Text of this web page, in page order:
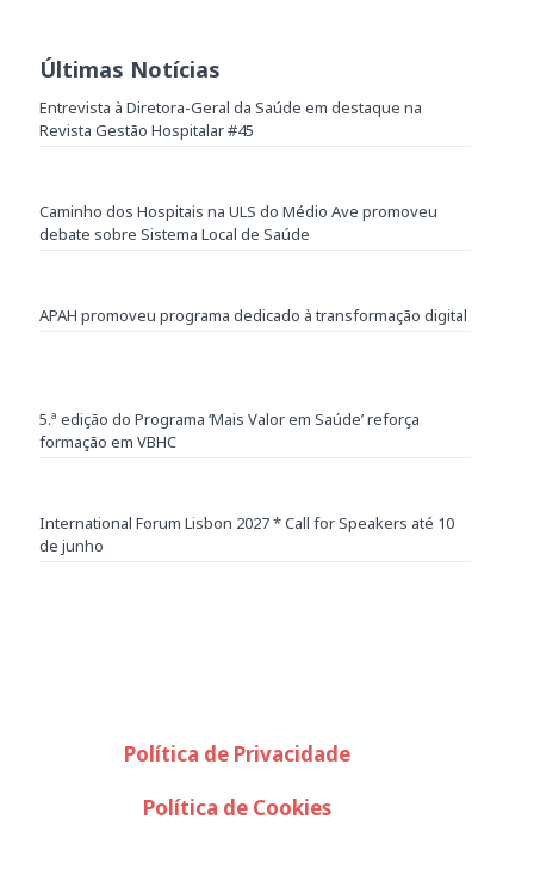
Últimas Notícias
Entrevista à Diretora-Geral da Saúde em destaque na
Revista Gestão Hospitalar #45
Caminho dos Hospitais na ULS do Médio Ave promoveu
debate sobre Sistema Local de Saúde
APAH promoveu programa dedicado à transformação digital
5.ª edição do Programa ‘Mais Valor em Saúde’ reforça
formação em VBHC
International Forum Lisbon 2027 * Call for Speakers até 10
de junho
Política de Privacidade
Política de Cookies